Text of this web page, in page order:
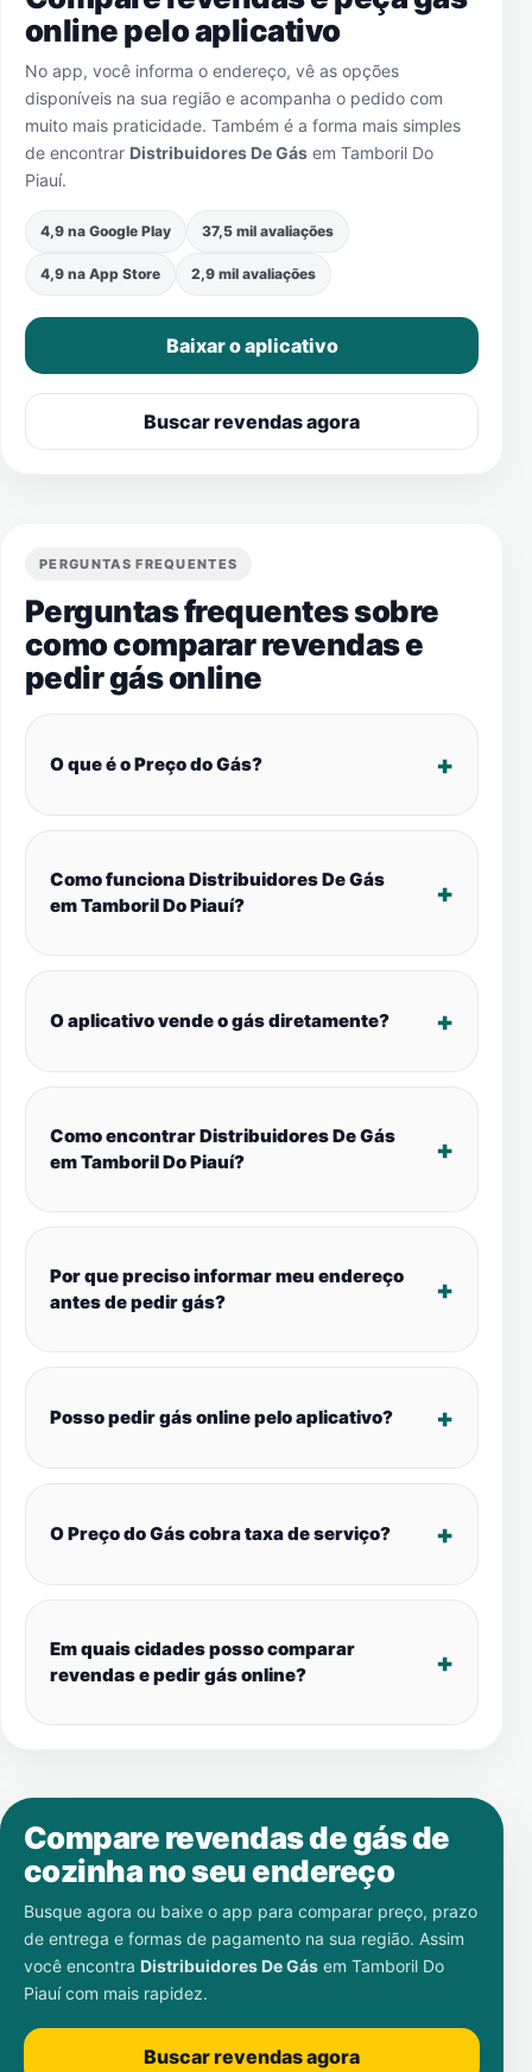
online pelo aplicativo
No app, você informa o endereço, vê as opções
disponíveis na sua região e acompanha o pedido com
muito mais praticidade. Também é a forma mais simples
de encontrar Distribuidores De Gás em Tamboril Do
Piauí.
4,9 na Google Play 37,5 mil avaliações
4,9 na App Store 2,9 mil avaliações
Baixar o aplicativo
Buscar revendas agora
PERGUNTAS FREQUENTES
Perguntas frequentes sobre
como comparar revendas e
pedir gás online
O que é o Preço do Gás?
Como funciona Distribuidores De Gás
em Tamboril Do Piauí?
O aplicativo vende o gás diretamente?
Como encontrar Distribuidores De Gás
em Tamboril Do Piauí?
Por que preciso informar meu endereço
antes de pedir gás?
Posso pedir gás online pelo aplicativo?
O Preço do Gás cobra taxa de serviço?
Em quais cidades posso comparar
revendas e pedir gás online?
Compare revendas de gás de
cozinha no seu endereço
Busque agora ou baixe o app para comparar preço, prazo
de entrega e formas de pagamento na sua região. Assim
você encontra Distribuidores De Gás em Tamboril Do
Piauícom mais rapidez.
Buscar revendas agora